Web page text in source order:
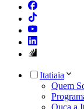
Itatiaia
Quem